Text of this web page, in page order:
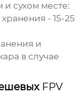
и сухом месте:
- 15-25
и
в случае
FPV